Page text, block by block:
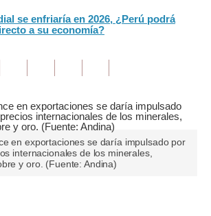
se enfriaría en 2026, ¿Perú podrá
a su economía?
en exportaciones se daría impulsado por
internacionales de los minerales,
y oro. (Fuente: Andina)